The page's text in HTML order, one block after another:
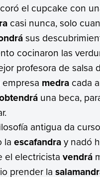
el cupcake con
casi nunca, solo
sus
cocinaron las
profesora de salsa
medra cada
una beca,
antigua da
laescafandray nadó
el electricistavendrá
prender la